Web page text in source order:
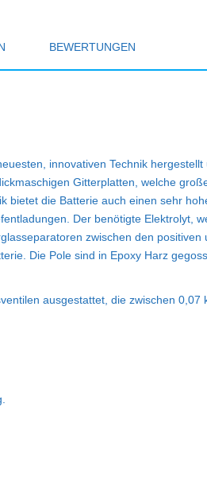
BEWERTUNGEN
innovativen Technik hergestellt
Gitterplatten, welche
bietet die Batterie auch einen sehr
Der benötigte Elektrolyt,
zwischen den positiven
Die Pole sind in Epoxy Harz
ausgestattet, die zwischen 0,07